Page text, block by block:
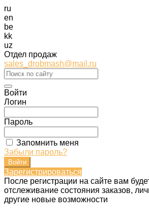
ru
en
be
kk
uz
Отдел продаж
sales_drobmash@mail.ru
Войти
Логин
Пароль
Запомнить меня
Забыли пароль?
Зарегистрироваться
После регистрации на сайте вам
отслеживание состояния заказов,
другие новые возможности